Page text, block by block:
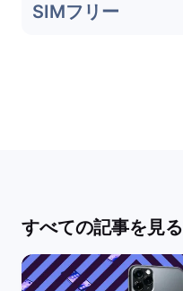
SIMフリー
すべての記事を見る